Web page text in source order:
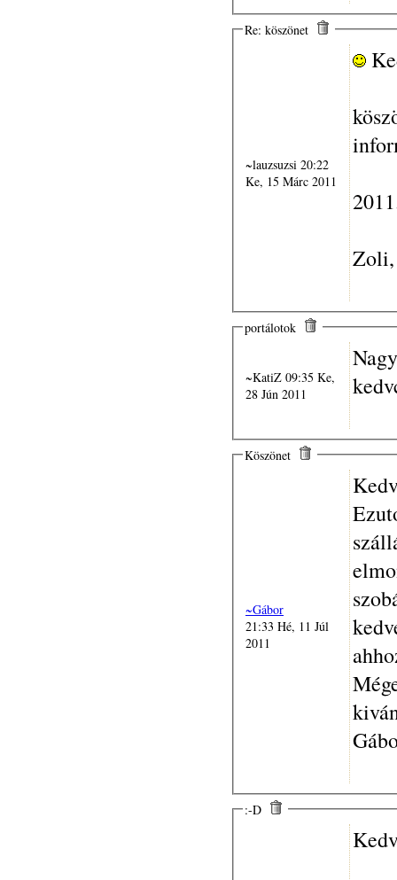
Re: köszönet
~lauzsuzsi 20:22
Ke, 15 Márc 2011
Zoli,
portálotok
~KatiZ 09:35 Ke,
28 Jún 2011
Köszönet
~Gábor
21:33 Hé, 11 Júl
2011
:-D